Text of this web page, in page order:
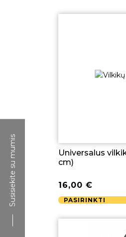
Susisiekite su mumis
Universalus
cm)
16,00€
PASIRINKTI